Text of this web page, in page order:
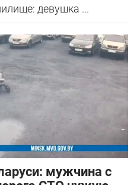
девушка ...
мужчина с